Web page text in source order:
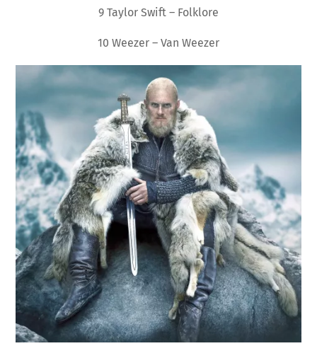
9 Taylor Swift – Folklore
10 Weezer – Van Weezer